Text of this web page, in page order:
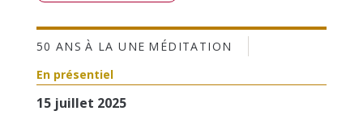
50 ANS À LA UNE MÉDITATION
En présentiel
15 juillet 2025